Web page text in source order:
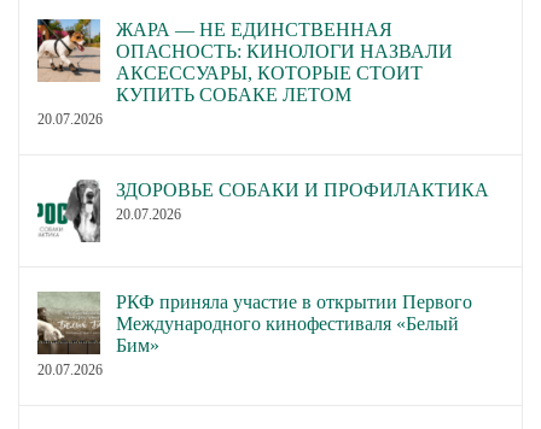
ЖАРА — НЕ ЕДИНСТВЕННАЯ
ОПАСНОСТЬ: КИНОЛОГИ НАЗВАЛИ
АКСЕССУАРЫ, КОТОРЫЕ СТОИТ
КУПИТЬ СОБАКЕ ЛЕТОМ
20.07.2026
ЗДОРОВЬЕ СОБАКИ И ПРОФИЛАКТИКА
20.07.2026
РКФ приняла участие в открытии Первого
Международного кинофестиваля «Белый
Бим»
20.07.2026